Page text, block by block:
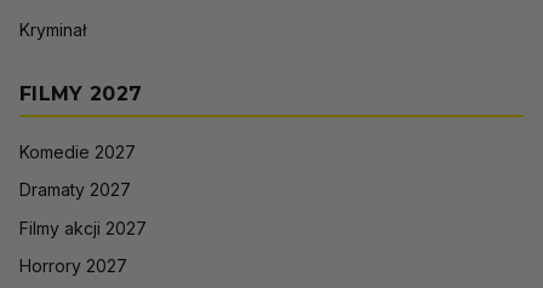
Kryminał
FILMY 2027
Komedie 2027
Dramaty 2027
Filmy akcji 2027
Horrory 2027